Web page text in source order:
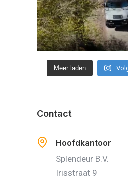
Meer laden
Contact
Hoofdkantoor
Splendeur B.V.
Irisstraat 9